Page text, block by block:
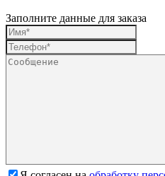
Заполните данные для заказа